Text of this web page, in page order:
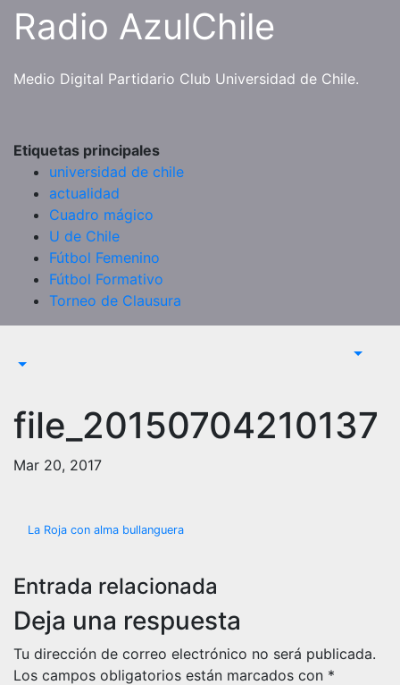
SaltarRadio AzulChile
Medio Digital Partidario Club Universidad de Chile.
Etiquetas principales
universidad de chile
actualidad
Cuadro mágico
U de Chile
Fútbol Femenino
Fútbol Formativo
Torneo de Clausura
file_20150704210137
Mar 20, 2017
Navegación
de
entradas
La Roja con alma bullanguera
Entrada relacionada
Deja una respuesta
Tu dirección de correo electrónico no será publicada.
Los campos obligatorios están marcados con *